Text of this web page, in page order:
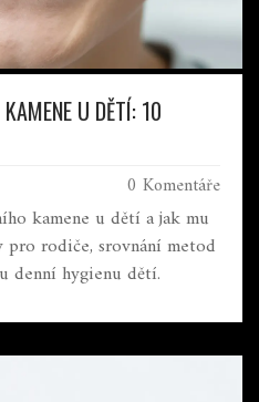
U DĚTÍ: 10
0 Komentáře
kamene u dětí a jak mu
rodiče, srovnání metod
denní hygienu dětí.